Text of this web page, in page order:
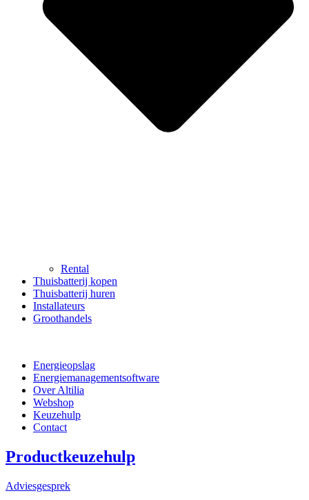
Rental
Thuisbatterij kopen
Thuisbatterij huren
Installateurs
Groothandels
Energieopslag
Energiemanagementsoftware
Over Altilia
Webshop
Keuzehulp
Contact
Productkeuzehulp
Adviesgesprek